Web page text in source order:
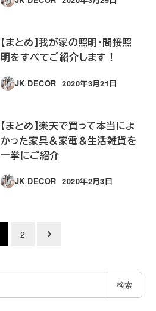
投稿日
【まとめ】我が家の照明・間接照
明をすべてご紹介します！
JK DECOR 投稿日
2020年3月21日
【まとめ】楽天で買って本当によ
かった家具＆家電＆生活雑貨を
一挙にご紹介
JK DECOR 投稿日
2020年2月3日
2
検索